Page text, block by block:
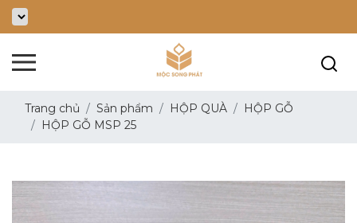
Trang chủ Sản phẩm HỘP QUÀ
HỘP GỖ
HỘP GỖ MSP 25